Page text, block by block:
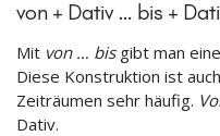
von + Dativ … bis +
Mit von … bisgibt man
Diese Konstruktion ist
Zeiträumen sehr häufig.
Dativ.